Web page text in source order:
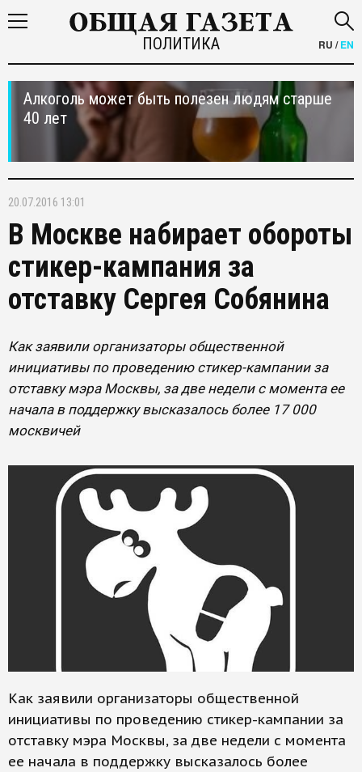
ПОЛИТИКА RU /EN
Алкоголь может быть полезен людям старше
40 лет
20.07.2016 13:01
В Москве набирает обороты
стикер-кампания за
отставку Сергея Собянина
Как заявили организаторы общественной
инициативы по проведению стикер-кампании за
отставку мэра Москвы, за две недели с момента ее
начала в поддержку высказалось более 17 000
москвичей
Как заявили организаторы общественной
инициативы по проведению стикер-кампании за
отставку мэра Москвы, за две недели с момента
ее начала в поддержку высказалось более